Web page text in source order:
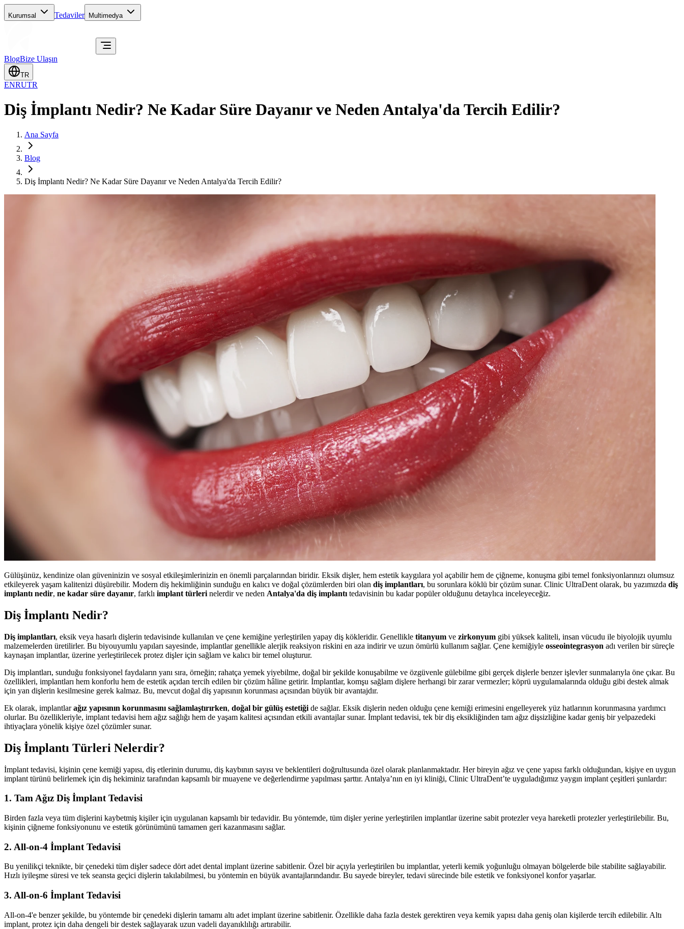
Kurumsal Tedaviler Multimedya
BlogBize Ulaşın
TR
ENRUTR
Diş İmplantı Nedir? Ne Kadar Süre Dayanır ve Neden Antalya'da Tercih Edilir?
Ana Sayfa
Blog
Diş İmplantı Nedir? Ne Kadar Süre Dayanır ve Neden Antalya'da Tercih Edilir?
Gülüşünüz, kendinize olan güveninizin ve sosyal etkileşimlerinizin en önemli parçalarından biridir. Eksik dişler, hem estetik kaygılara yol açabilir hem de çiğneme, konuşma gibi temel fonksiyonlarınızı olumsuz
etkileyerek yaşam kalitenizi düşürebilir. Modern diş hekimliğinin sunduğu en kalıcı ve doğal çözümlerden biri olan diş implantları, bu sorunlara köklü bir çözüm sunar. Clinic UltraDent olarak, bu yazımızda diş
implantı nedir, ne kadar süre dayanır, farklı implant türleri nelerdir ve neden Antalya'da diş implantı tedavisinin bu kadar popüler olduğunu detaylıca inceleyeceğiz.
Diş İmplantı Nedir?
Diş implantları, eksik veya hasarlı dişlerin tedavisinde kullanılan ve çene kemiğine yerleştirilen yapay diş kökleridir. Genellikle titanyum ve zirkonyum gibi yüksek kaliteli, insan vücudu ile biyolojik uyumlu
malzemelerden üretilirler. Bu biyouyumlu yapıları sayesinde, implantlar genellikle alerjik reaksiyon riskini en aza indirir ve uzun ömürlü kullanım sağlar. Çene kemiğiyle osseointegrasyon adı verilen bir süreçle
kaynaşan implantlar, üzerine yerleştirilecek protez dişler için sağlam ve kalıcı bir temel oluşturur.
Diş implantları, sunduğu fonksiyonel faydaların yanı sıra, örneğin; rahatça yemek yiyebilme, doğal bir şekilde konuşabilme ve özgüvenle gülebilme gibi gerçek dişlerle benzer işlevler sunmalarıyla öne çıkar. Bu
özellikleri, implantları hem konforlu hem de estetik açıdan tercih edilen bir çözüm hâline getirir. İmplantlar, komşu sağlam dişlere herhangi bir zarar vermezler; köprü uygulamalarında olduğu gibi destek almak
için yan dişlerin kesilmesine gerek kalmaz. Bu, mevcut doğal diş yapısının korunması açısından büyük bir avantajdır.
Ek olarak, implantlarağız yapısının korunmasını sağlamlaştırırken, doğal bir gülüş estetiği de sağlar. Eksik dişlerin neden olduğu çene kemiği erimesini engelleyerek yüz hatlarının korunmasına yardımcı
olurlar. Bu özellikleriyle, implant tedavisi hem ağız sağlığı hem de yaşam kalitesi açısından etkili avantajlar sunar. İmplant tedavisi, tek bir diş eksikliğinden tam ağız dişsizliğine kadar geniş bir yelpazedeki
ihtiyaçlara yönelik kişiye özel çözümler sunar.
Diş İmplantı Türleri Nelerdir?
İmplant tedavisi, kişinin çene kemiği yapısı, diş etlerinin durumu, diş kaybının sayısı ve beklentileri doğrultusunda özel olarak planlanmaktadır. Her bireyin ağız ve çene yapısı farklı olduğundan, kişiye en uygun
implant türünü belirlemek için diş hekiminiz tarafından kapsamlı bir muayene ve değerlendirme yapılması şarttır. Antalya’nın en iyi kliniği, Clinic UltraDent’te uyguladığımız yaygın implant çeşitleri şunlardır:
1. Tam Ağız Diş İmplant Tedavisi
Birden fazla veya tüm dişlerini kaybetmiş kişiler için uygulanan kapsamlı bir tedavidir. Bu yöntemde, tüm dişler yerine yerleştirilen implantlar üzerine sabit protezler veya hareketli protezler yerleştirilebilir. Bu,
kişinin çiğneme fonksiyonunu ve estetik görünümünü tamamen geri kazanmasını sağlar.
2. All-on-4 İmplant Tedavisi
Bu yenilikçi teknikte, bir çenedeki tüm dişler sadece dört adet dental implant üzerine sabitlenir. Özel bir açıyla yerleştirilen bu implantlar, yeterli kemik yoğunluğu olmayan bölgelerde bile stabilite sağlayabilir.
Hızlı iyileşme süresi ve tek seansta geçici dişlerin takılabilmesi, bu yöntemin en büyük avantajlarındandır. Bu sayede bireyler, tedavi sürecinde bile estetik ve fonksiyonel konfor yaşarlar.
3. All-on-6 İmplant Tedavisi
All-on-4'e benzer şekilde, bu yöntemde bir çenedeki dişlerin tamamı altı adet implant üzerine sabitlenir. Özellikle daha fazla destek gerektiren veya kemik yapısı daha geniş olan kişilerde tercih edilebilir. Altı
implant, protez için daha dengeli bir destek sağlayarak uzun vadeli dayanıklılığı artırabilir.